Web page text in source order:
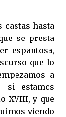
castas hasta
se presta
espantosa,
que lo
a
si estamos
XVIII, y que
viendo